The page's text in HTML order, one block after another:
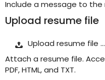
Include a message to the
Upload resume file
Upload resume file …
Attach a resume file.
PDF, HTML, and TXT.